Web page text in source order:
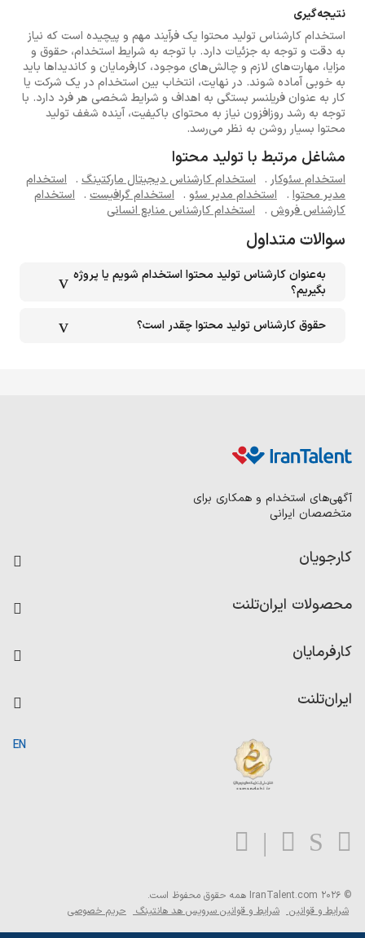
نتیجه‌گیری
استخدام کارشناس تولید محتوا یک فرآیند مهم و پیچیده است که نیاز
به دقت و توجه به جزئیات دارد. با توجه به شرایط استخدام، حقوق و
مزایا، مهارت‌های لازم و چالش‌های موجود، کارفرمایان و کاندیداها باید
به خوبی آماده شوند. در نهایت، انتخاب بین استخدام در یک شرکت یا
کار به عنوان فریلنسر بستگی به اهداف و شرایط شخصی هر فرد دارد. با
توجه به رشد روزافزون نیاز به محتوای باکیفیت، آینده شغف تولید
محتوا بسیار روشن به نظر می‌رسد.
مشاغل مرتبط با تولید محتوا
استخدام سئوکار . استخدام کارشناس دیجیتال مارکتینگ . استخدام
مدیر محتوا . استخدام مدیر سئو . استخدام گرافیست . استخدام
کارشناس فروش . استخدام کارشناس منابع انسانی
سوالات متداول
به‌عنوان کارشناس تولید محتوا استخدام شویم یا پروژه‌
بگیریم؟
حقوق کارشناس تولید محتوا چقدر است؟
آگهی‌های استخدام و همکاری برای
متخصصان ایرانی
کارجویان
رزومه ساز
امتیاز شرکت‌ها
محصولات ایران‌تلنت
کاردیکس
کارفرمایان
ایران‌تلنت
بلاگ
EN
© 2026 IranTalent.com
همه حقوق محفوظ است.
شرایط و قوانین شرایط و قوانین سرویس هد هانتینگ حریم خصوصی